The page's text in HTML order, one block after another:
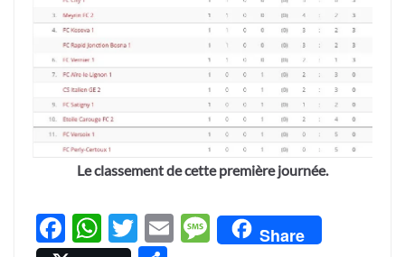
Le classement de cette première journée.
F
W T
E
M
Share